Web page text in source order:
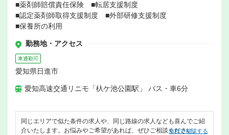
■薬剤師賠償責任保険 ■転居支援制度
■認定薬剤師取得支援制度 ■外部研修支援制度
■保養所の利用
勤務地・アクセス
車通勤可
愛知県日進市
愛知高速交通リニモ「杁ケ池公園駅」 バス・車6分
同じエリアで似た条件の求人や、同じ路線の求人なども喜んでご紹
介いたします。お悩みやご希望があれば、ぜひご相談ください。
無料で相談する